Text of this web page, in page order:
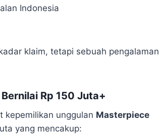
Indonesia
klaim, tetapi sebuah pengalaman
Rp 150 Juta+
kepemilikan unggulan Masterpiece
yang mencakup: